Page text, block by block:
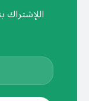
اللإشتراك